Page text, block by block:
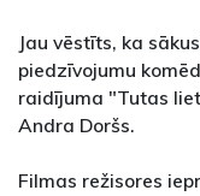
Jau vēstīts, ka
piedzīvojumu
raidījuma "Tutas
Andra Doršs.
Filmas režisores